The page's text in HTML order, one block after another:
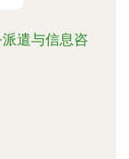
遣与信息咨